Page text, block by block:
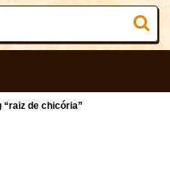
“raiz de chicória”